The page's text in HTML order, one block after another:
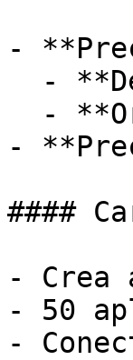
-
-
####
- Crea
- 50
-